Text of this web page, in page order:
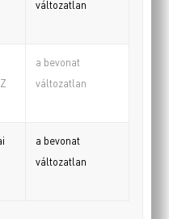
változatlan
a bevonat
változatlan
a bevonat
változatlan